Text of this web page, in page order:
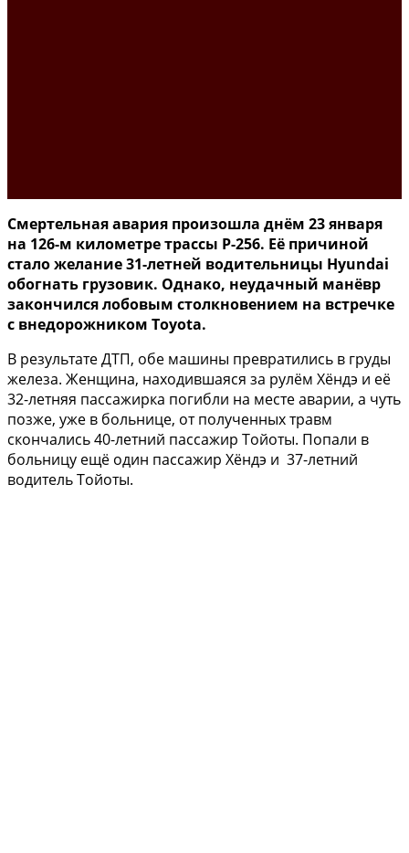
Смертельная авария произошла днём 23 января
на 126-м километре трассы Р-256. Её причиной
стало желание 31-летней водительницы Hyundai
обогнать грузовик. Однако, неудачный манёвр
закончился лобовым столкновением на встречке
с внедорожником Toyota.
В результате ДТП, обе машины превратились в груды
железа. Женщина, находившаяся за рулём Хёндэ и её
32-летняя пассажирка погибли на месте аварии, а чуть
позже, уже в больнице, от полученных травм
скончались 40-летний пассажир Тойоты. Попали в
больницу ещё один пассажир Хёндэ и 37-летний
водитель Тойоты.